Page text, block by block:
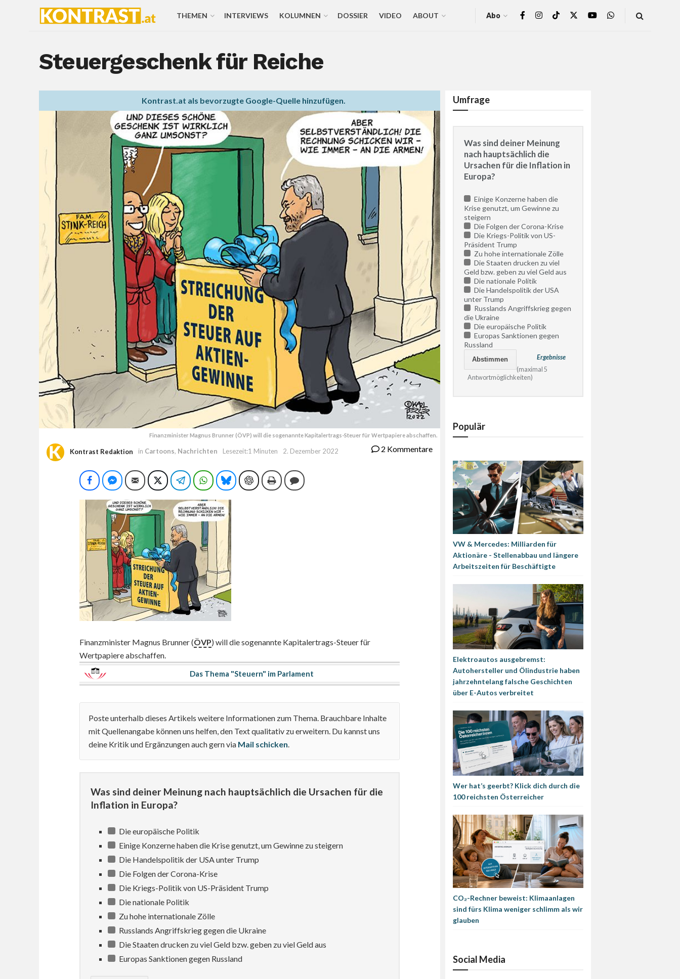
THEMEN INTERVIEWS KOLUMNEN DOSSIER VIDEO ABOUT Abo
Steuergeschenk für Reiche
Kontrast.at als bevorzugte Google-Quelle hinzufügen.
Finanzminister Magnus Brunner (ÖVP) will die sogenannte Kapitalertrags-Steuer für Wertpapiere abschaffen.
Kontrast Redaktion in Cartoons, Nachrichten Lesezeit:1 Minuten 2. Dezember 2022 2 Kommentare
FacebookFacebook Messenger
E-Mail TwitterTelegramWhatsAppBlueskyChatGPTDruckenKommentieren
Finanzminister Magnus Brunner (ÖVP) will die sogenannte Kapitalertrags-Steuer für
Wertpapiere abschaffen.
Das Thema "Steuern" im Parlament
Poste unterhalb dieses Artikels weitere Informationen zum Thema. Brauchbare Inhalte
mit Quellenangabe können uns helfen, den Text qualitativ zu erweitern. Du kannst uns
deine Kritik und Ergänzungen auch gern via Mail schicken.
Was sind deiner Meinung nach hauptsächlich die Ursachen für die
Inflation in Europa?
Die europäische Politik
Einige Konzerne haben die Krise genutzt, um Gewinne zu steigern
Die Handelspolitik der USA unter Trump
Die Folgen der Corona-Krise
Die Kriegs-Politik von US-Präsident Trump
Die nationale Politik
Zu hohe internationale Zölle
Russlands Angriffskrieg gegen die Ukraine
Die Staaten drucken zu viel Geld bzw. geben zu viel Geld aus
Europas Sanktionen gegen Russland
Umfrage
Was sind deiner Meinung
nach hauptsächlich die
Ursachen für die Inflation in
Europa?
Einige Konzerne haben die
Krise genutzt, um Gewinne zu
steigern
Die Folgen der Corona-Krise
Die Kriegs-Politik von US-
Präsident Trump
Zu hohe internationale Zölle
Die Staaten drucken zu viel
Geld bzw. geben zu viel Geld aus
Die nationale Politik
Die Handelspolitik der USA
unter Trump
Russlands Angriffskrieg gegen
die Ukraine
Die europäische Politik
Europas Sanktionen gegen
Russland
Ergebnisse
(maximal 5
Antwortmöglichkeiten)
Populär
VW & Mercedes: Milliarden für
Aktionäre - Stellenabbau und längere
Arbeitszeiten für Beschäftigte
Elektroautos ausgebremst:
Autohersteller und Ölindustrie haben
jahrzehntelang falsche Geschichten
über E-Autos verbreitet
Wer hat’s geerbt? Klick dich durch die
100 reichsten Österreicher
CO₂-Rechner beweist: Klimaanlagen
sind fürs Klima weniger schlimm als wir
glauben
Social Media